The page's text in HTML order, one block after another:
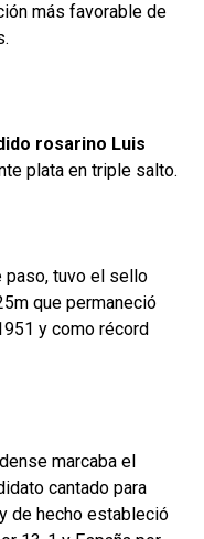
más favorable de
rosarino Luis
plata en triple salto.
paso, tuvo el sello
que permaneció
y como récord
marcaba el
cantado para
de hecho estableció